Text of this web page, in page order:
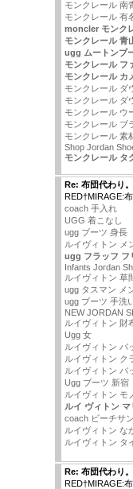
モンクレール 南
モンクレール 有
moncler モンク
モンクレール 青
ugg ムートンブ
モンクレール フ
モンクレール カ
モンクレール ダ
モンクレール ダ
モンクレール ウ
モンクレール ブ
モンクレール 素
Shop Jordan
モンクレール タ
Re: 布団代わり。
RED†MIRAGE:
coach 手入れ
UGG 着こなし
ugg ブーツ 身長
ルイヴィトン メ
ugg フラッフ フ
Infants Jordan
ルイヴィトン 草
ugg タスマン メ
ugg ブーツ 手洗
NEW JORDAN
ルイヴィトン 財
Ugg 女
ルイヴィトン バ
ルイヴィトン ク
ルイヴィトン バ
Ugg ブーツ 新宿
ルイヴィトン モ
ルイ ヴィトン
coach ビーチサ
ルイヴィトン な
ルイヴィトン タ
Re: 布団代わり。
RED†MIRAGE: